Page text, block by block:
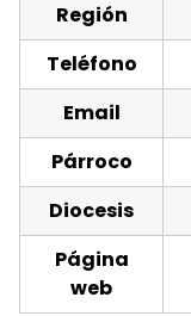
Región
Teléfono
Email
Párroco
Diocesis
Página
web